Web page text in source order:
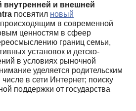
внутренней и внешней
посвятил новый
в современной
ценностям в сфеер
границ семьи,
установок и детско-
в условиях рыночной
уделяется родительским
в сети Интернет; поиску
поддержки от государства